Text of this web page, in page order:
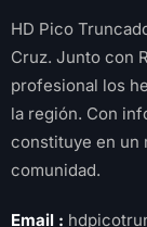
HD Pico
Cruz. Junto con
profesional los
la región. Con
constituye en un
comunidad.
Email :